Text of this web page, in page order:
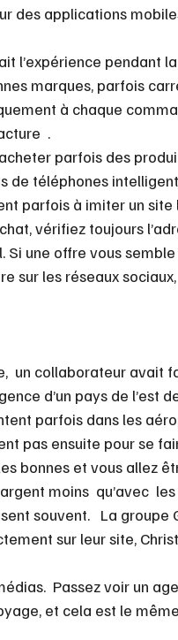
l’expérience pendant
marques, parfois
à chaque
.
parfois des
de téléphones
parfois à imiter un site
vérifiez toujours
Si une offre vous
sur les réseaux
un collaborateur avait
d’un pays de l’est
parfois dans les
pas ensuite pour se
bonnes et vous allez
moins  qu’avec
souvent.   La
sur leur site,
Passez voir un
et cela est le